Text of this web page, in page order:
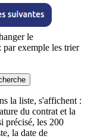
le
par exemple les trier
la liste, s'affichent :
du contrat et la
précisé, les 200
la date de